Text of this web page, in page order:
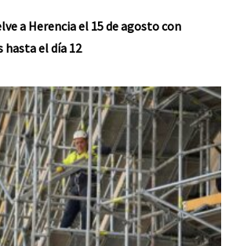
a Herencia el 15 de agosto con
el día 12